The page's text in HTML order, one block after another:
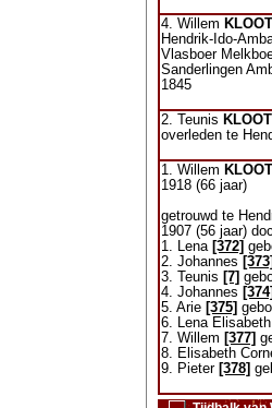
4. Willem
Hendrik-Ido-
Vlasboer
Sanderlingen
1845
2. Teunis
overleden te
1. Willem
1918 (66 jaar)
getrouwd te
1907 (56 jaar)
1. Lena [372]
2. Johannes [373]
3. Teunis [7]
4. Johannes [374]
5. Arie [375]
6. Lena Elisabeth
7. Willem [377]
8. Elisabeth
9. Pieter [378]